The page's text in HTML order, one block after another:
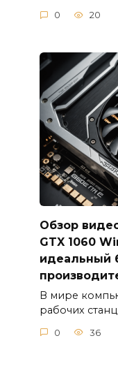
0 20
Обзор
GTX 1060
идеальный
В мире
рабочих
0 36